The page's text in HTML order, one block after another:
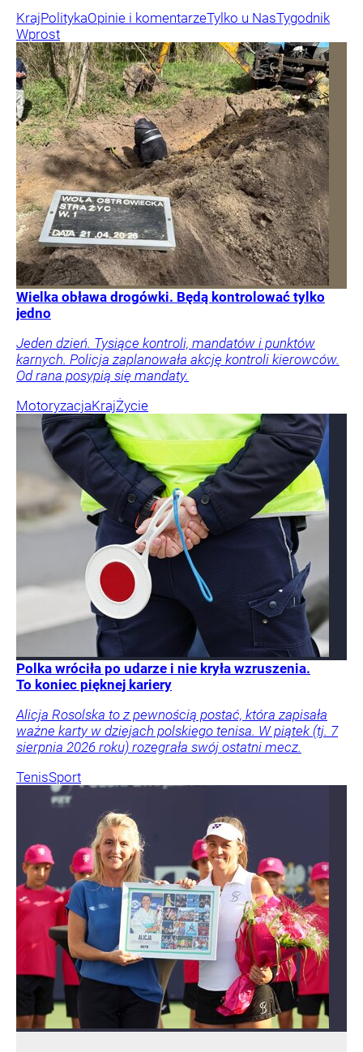
KrajPolitykaOpinie i komentarzeTylko u NasTygodnik
Wprost
Wielka obława drogówki. Będą kontrolować tylko
jedno
Jeden dzień. Tysiące kontroli, mandatów i punktów
karnych. Policja zaplanowała akcję kontroli kierowców.
Od rana posypią się mandaty.
MotoryzacjaKrajŻycie
Polka wróciła po udarze i nie kryła wzruszenia.
To koniec pięknej kariery
Alicja Rosolska to z pewnością postać, która zapisała
ważne karty w dziejach polskiego tenisa. W piątek (tj. 7
sierpnia 2026 roku) rozegrała swój ostatni mecz.
TenisSport